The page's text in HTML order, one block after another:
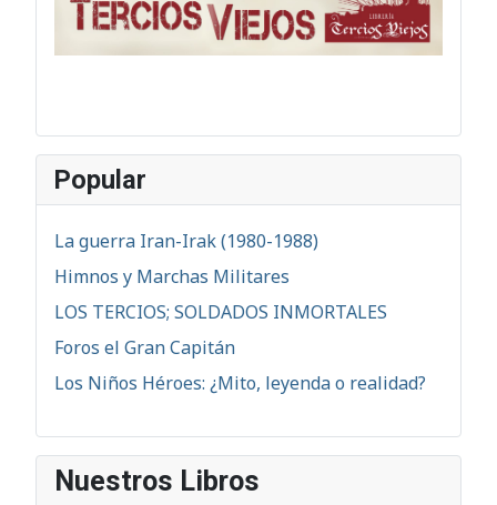
Popular
La guerra Iran-Irak (1980-1988)
Himnos y Marchas Militares
LOS TERCIOS; SOLDADOS INMORTALES
Foros el Gran Capitán
Los Niños Héroes: ¿Mito, leyenda o realidad?
Nuestros Libros